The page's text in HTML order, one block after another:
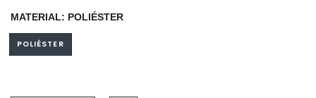
MATERIAL: POLIÉSTER
POLIÉSTER